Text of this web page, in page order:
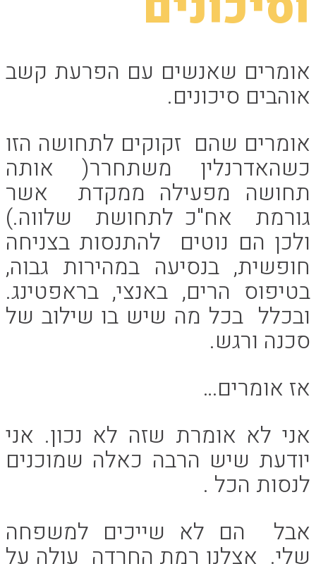
אומרים שאנשים עם הפרעת קשב
אוהבים סיכונים.
אומרים שהם זקוקים לתחושה הזו
כשהאדרנלין משתחרר( אותה
תחושה מפעילה ממקדת אשר
גורמת אח"כ לתחושת שלווה.)
ולכן הם נוטים להתנסות בצניחה
חופשית, בנסיעה במהירות גבוה,
בטיפוס הרים, באנצי, בראפטינג.
ובכלל בכל מה שיש בו שילוב של
סכנה ורגש.
אז אומרים…
אני לא אומרת שזה לא נכון. אני
יודעת שיש הרבה כאלה שמוכנים
לנסות הכל .
אבל הם לא שייכים למשפחה
שלי. אצלנו רמת החרדה עולה על